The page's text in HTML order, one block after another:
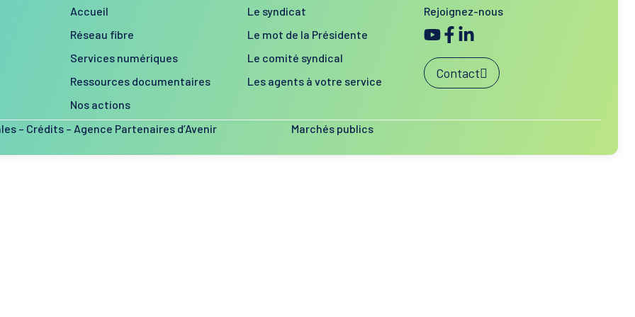
Accueil
Réseau fibre
Services numériques
Ressources documentaires
Nos actions
Le syndicat
Le mot de la Présidente
Le comité syndical
Les agents à votre service
Rejoignez-nous
Contact
– Crédits – Agence Partenaires d’Avenir Marchés publics